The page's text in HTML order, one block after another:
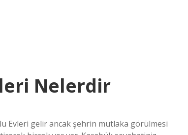
Nelerdir
Evleri gelir ancak şehrin mutlaka görülmesi